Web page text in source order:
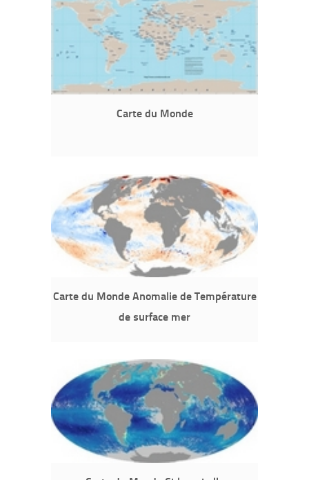
Carte du Monde
Carte du Monde Anomalie de Température
de surface mer